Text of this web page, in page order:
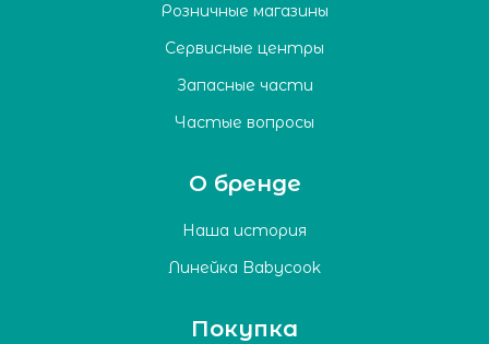
Розничные магазины
Сервисные центры
Запасные части
Частые вопросы
О бренде
Наша история
Линейка Babycook
Покупка